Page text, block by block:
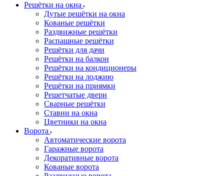
Решётки на окна
Дутые решётки на окна
Кованые решётки
Раздвижные решётки
Распашные решётки
Решётки для дачи
Решётки на балкон
Решётки на кондиционеры
Решётки на лоджию
Решётки на приямки
Решетчатые двери
Сварные решётки
Ставни на окна
Цветники на окна
Ворота
Автоматические ворота
Гаражные ворота
Декоративные ворота
Кованые ворота